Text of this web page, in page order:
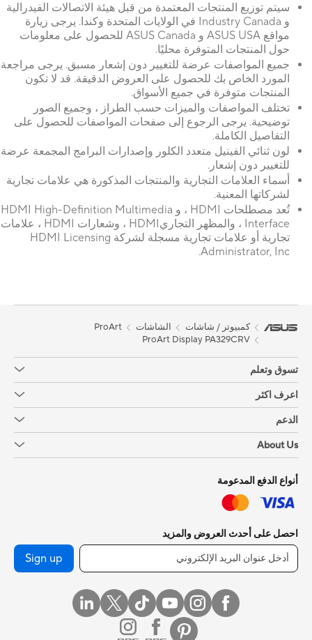
سيتم توزيع المنتجات المعتمدة من قبل هيئة الاتصالات الفيدرالية
و Industry Canada في الولايات المتحدة وكندا. يرجى زيارة
مواقع ASUS USA و ASUS Canada للحصول على معلومات
حول المنتجات المتوفرة محليًا.
جميع المواصفات عرضة للتغيير دون إشعار مسبق. يرجى مراجعة
المورد الخاص بك للحصول على العروض الدقيقة. قد لا تكون
المنتجات متوفرة في جميع الأسواق.
تختلف المواصفات والميزات حسب الطراز ، وجميع الصور
توضيحية. يرجى الرجوع إلى صفحات المواصفات للحصول على
التفاصيل الكاملة.
لون ثنائي الفينيل متعدد الكلور وإصدارات البرامج المجمعة عرضة
للتغيير دون إشعار.
أسماء العلامات التجارية والمنتجات المذكورة هي علامات تجارية
لشركاتها المعنية.
تُعد مصطلحات HDMI ، و HDMI High-Definition Multimedia
Interface ، والمظهر التجاريHDMI ، وشعارات HDMI ، علامات
تجارية أو علامات تجارية مسجلة لشركة HDMI Licensing
Administrator, Inc.
كمبيوتر / شاشات الشاشات
ProArt
ProArt Display PA329CRV
تسوق وتعلم
اعرف اكثر
الدعم
About Us
أنواع الدفع المدعومة
احصل على أحدث العروض والمزيد
Sign up